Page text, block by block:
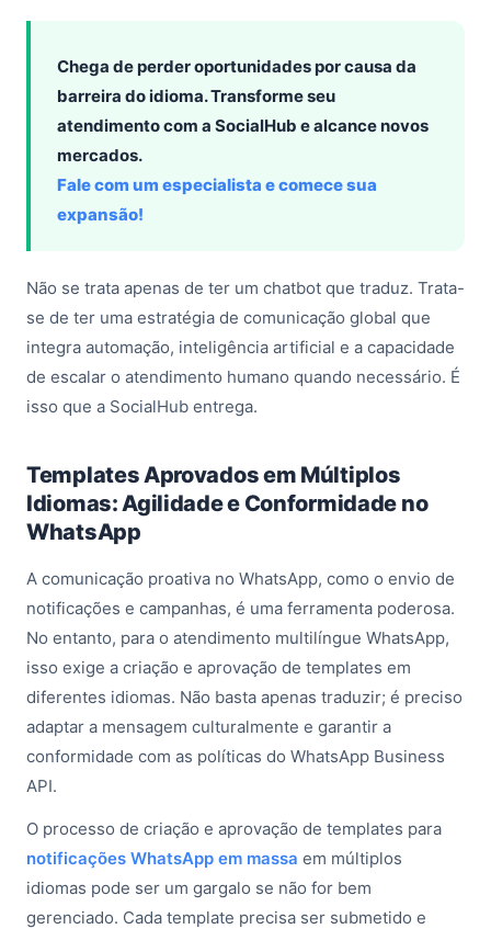
Chega de perder oportunidades por causa da
barreira do idioma. Transforme seu
atendimento com a SocialHub e alcance novos
mercados.
Fale com um especialista e comece sua
expansão!
Não se trata apenas de ter um chatbot que traduz. Trata-
se de ter uma estratégia de comunicação global que
integra automação, inteligência artificial e a capacidade
de escalar o atendimento humano quando necessário. É
isso que a SocialHub entrega.
Templates Aprovados em Múltiplos
Idiomas: Agilidade e Conformidade no
WhatsApp
A comunicação proativa no WhatsApp, como o envio de
notificações e campanhas, é uma ferramenta poderosa.
No entanto, para o atendimento multilíngue WhatsApp,
isso exige a criação e aprovação de templates em
diferentes idiomas. Não basta apenas traduzir; é preciso
adaptar a mensagem culturalmente e garantir a
conformidade com as políticas do WhatsApp Business
API.
O processo de criação e aprovação de templates para
notificações WhatsApp em massa em múltiplos
idiomas pode ser um gargalo se não for bem
gerenciado. Cada template precisa ser submetido e